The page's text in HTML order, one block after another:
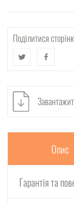
Поділитися
Опис
Гарантія та